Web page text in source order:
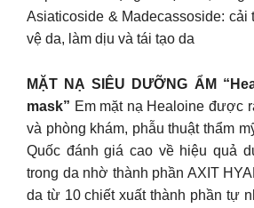
Asiaticoside & Madecassoside: cải
vệ da, làm dịu và tái tạo da
MẶT NẠ SIÊU DƯỠNG ẨM
mask” Em mặt nạ Healoine được
và phòng khám, phẫu thuật thẩm
Quốc đánh giá cao về hiệu quả
trong da nhờ thành phần AXIT
da từ 10 chiết xuất thành phần tự